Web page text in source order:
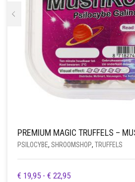
PREMIUM MAGIC TRUFFELS –
PSILOCYBE, SHROOMSHOP, TRUFFELS
€ 19,95 - € 22,95PRIJSKLASSE:
DIT